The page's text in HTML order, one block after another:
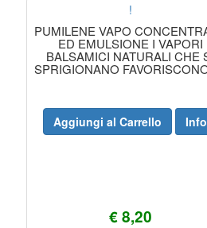
!
PUMILENE VAPO
ED EMULSIONE I VAPORI
BALSAMICI NATURALI CHE
SPRIGIONANO
PARTICOLARE
€ 8,20
Aggiungi al Carrello Info